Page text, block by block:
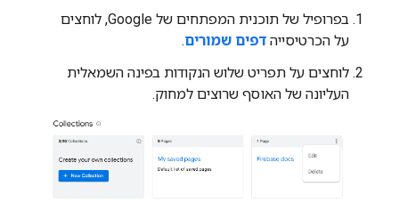
בפרופיל של תוכנית המפתחים של Google, לוחצים
על הכרטיסייה דפים שמורים.
לוחצים על תפריט שלוש הנקודות בפינה השמאלית
העליונה של האוסף שרוצים למחוק.